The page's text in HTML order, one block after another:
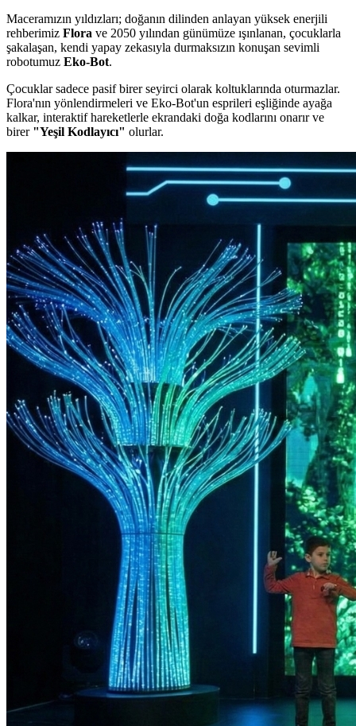
Maceramızın yıldızları; doğanın dilinden anlayan yüksek enerjili
rehberimiz Flora ve 2050 yılından günümüze ışınlanan, çocuklarla
şakalaşan, kendi yapay zekasıyla durmaksızın konuşan sevimli
robotumuz Eko-Bot.
Çocuklar sadece pasif birer seyirci olarak koltuklarında oturmazlar.
Flora'nın yönlendirmeleri ve Eko-Bot'un esprileri eşliğinde ayağa
kalkar, interaktif hareketlerle ekrandaki doğa kodlarını onarır ve
birer "Yeşil Kodlayıcı" olurlar.